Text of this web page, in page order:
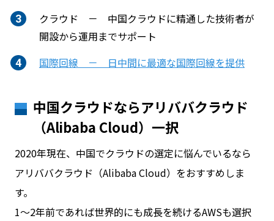
クラウド － 中国クラウドに精通した技術者が
開設から運用までサポート
国際回線 － 日中間に最適な国際回線を提供
中国クラウドならアリババクラウド
（Alibaba Cloud）一択
2020年現在、中国でクラウドの選定に悩んでいるなら
アリババクラウド（Alibaba Cloud）をおすすめしま
す。
1～2年前であれば世界的にも成長を続けるAWSも選択